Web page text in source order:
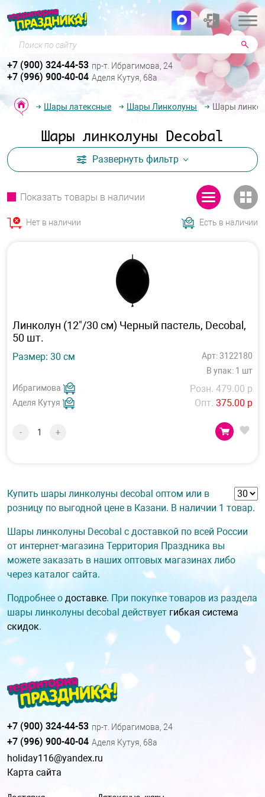
Поиск по сайту
+7 (900) 324-44-53 пр-т. Ибрагимова, 24
+7 (996) 900-40-04 Аделя Кутуя, 68а
Шары латексные Шары Линколуны Шары
Шары линколуны Decobal
Развернуть фильтр
Показать товары в наличии
Нет в наличии Есть в наличии
Линколун (12"/30 см) Черный пастель, Decobal,
50 шт.
Размер: 30 см
Арт: 3122180
В упак: 1 шт
Ибрагимова
Аделя Кутуя
Розн. 479.00 р
Опт. 375.00 р
- +
Купить шары линколуны decobal оптом или в
розницу по выгодной цене в Казани. В наличии 1 товар.
Шары линколуны Decobal с доставкой по всей России
от интернет-магазина Территория Праздника вы
можете заказать в наших оптовых магазинах либо
через каталог сайта.
Подробнее о доставке. При покупке товаров из раздела
шары линколуны decobal действует гибкая система
скидок.
+7 (900) 324-44-53 пр-т. Ибрагимова, 24
+7 (996) 900-40-04 Аделя Кутуя, 68а
holiday116@yandex.ru
Карта сайта